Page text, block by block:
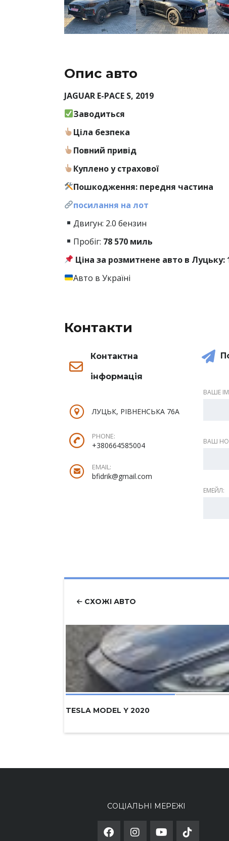
Опис авто
JAGUAR E-PACE S, 2019
Заводиться
Ціла безпека
Повний привід
Куплено у страхової
Пошкодження: передня частина
посилання на лот
Двигун: 2.0 бензин
Пробіг: 78 570 миль
Ціна за розмитнене авто в Луцьку:
Авто в Україні
Контакти
Контактна
інформація
ЛУЦЬК, РІВНЕНСЬКА 76А
PHONE:
+380664585004
EMAIL:
bfidrik@gmail.com
ВАШЕ
ВАШ
ЕМЕЙЛ:
СХОЖІ АВТО
TESLA MODEL Y 2020
СОЦІАЛЬНІ МЕРЕЖІ